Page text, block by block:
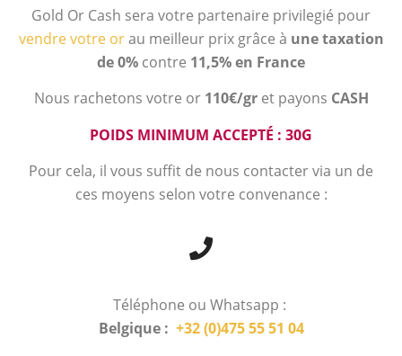
Gold Or Cash sera votre partenaire privilegié pour
vendre votre orau meilleur prix grâce à une taxation
de 0% contre 11,5% en France
Nous rachetons votre or 110€/gr et payons CASH
POIDS MINIMUM ACCEPTÉ : 30G
Pour cela, il vous suffit de nous contacter via un de
ces moyens selon votre convenance :
Téléphone ou Whatsapp :
Belgique : +32 (0)475 55 51 04